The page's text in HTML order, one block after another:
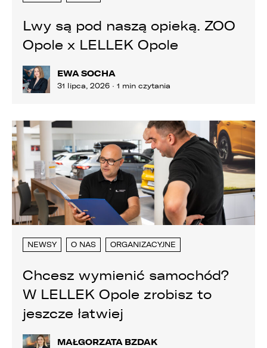
Lwy są pod naszą opieką. ZOO
Opole x LELLEK Opole
EWA SOCHA
31 lipca, 2026 · 1 min czytania
NEWSY O NAS ORGANIZACYJNE
Chcesz wymienić samochód?
W LELLEK Opole zrobisz to
jeszcze łatwiej
MAŁGORZATA BZDAK
PORÓWNYWARKA JEST PEŁNA!
W porównywarce mogą znajdować się
jednocześnie trzy samochody.
Wybierz samochód, który mamy zastąpić
UDOSTĘPNIANIE
Wybierz gdzie chcesz udostępnić ofertę.
FACEBOOK
WHATSAPP